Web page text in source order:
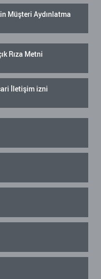
Müşteri Aydınlatma
Rıza Metni
İletişim izni